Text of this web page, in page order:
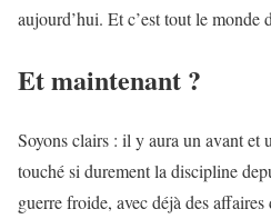
aujourd’hui. Et c’est tout le monde
Et maintenant ?
Soyons clairs : il y aura un avant et
touché si durement la discipline
guerre froide, avec déjà des